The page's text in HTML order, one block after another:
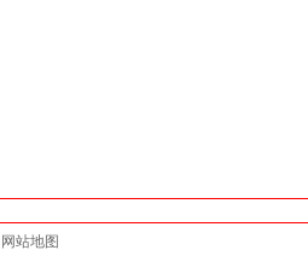
网站地图